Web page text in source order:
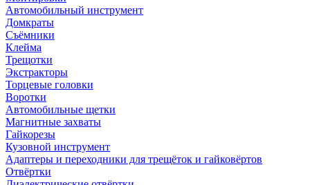
Автомобильный инструмент
Домкраты
Съёмники
Клейма
Трещотки
Экстракторы
Торцевые головки
Воротки
Автомобильные щетки
Магнитные захваты
Гайкорезы
Кузовной инструмент
Адаптеры и переходники для трещёток и гайковёртов
Отвёртки